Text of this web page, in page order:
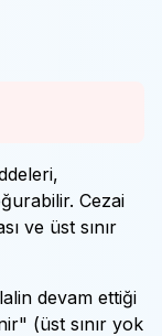
Cezai
ve üst sınır
devam ettiği
(üst sınır yok